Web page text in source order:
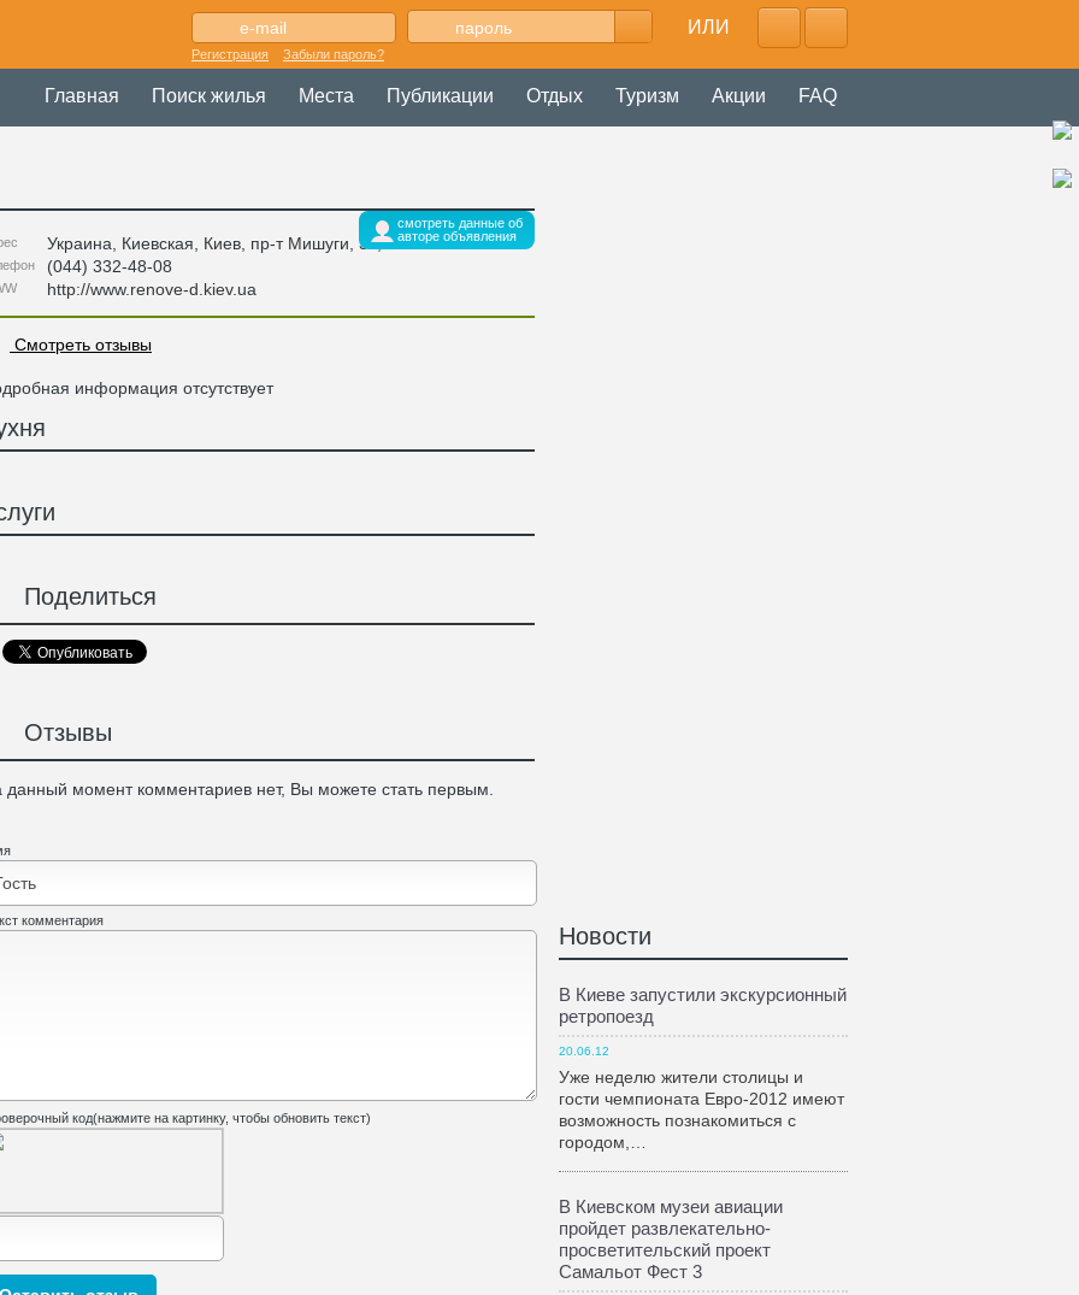
ИЛИ
Регистрация Забыли пароль?
Главная Поиск жилья Места Публикации Отдых Туризм Акции FAQ
смотреть данные об
авторе объявления
Украина Киевская , Киев, пр-т Мишуги, 3в,
(044) 332-48-08
http://www.renove-d.kiev.ua
Смотреть отзывы
информация отсутствует
Поделиться
Отзывы
данный момент комментариев нет, Вы можете стать первым.
комментария
код(нажмите на картинку, чтобы обновить текст)
Новости
В Киеве запустили экскурсионный
ретропоезд
20.06.12
Уже неделю жители столицы и
гости чемпионата Евро-2012 имеют
возможность познакомиться с
городом,…
В Киевском музеи авиации
пройдет развлекательно-
просветительский проект
Самальот Фест 3